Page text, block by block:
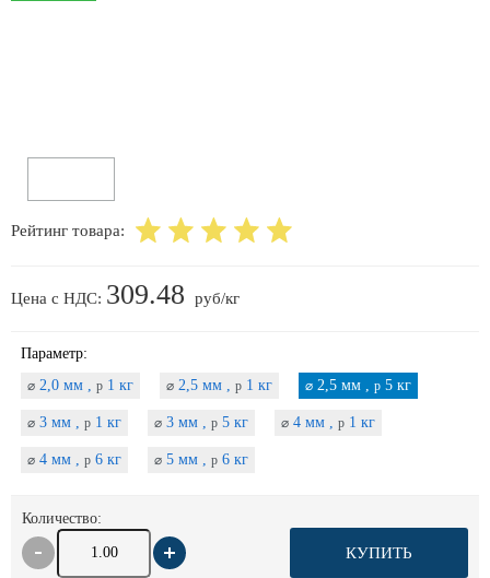
Рейтинг товара:
Цена с НДС: 309.48 руб/кг
Параметр:
⌀ 2,0 мм , p 1 кг ⌀ 2,5 мм , p 1 кг ⌀ 2,5 мм , p 5 кг
⌀ 3 мм , p 1 кг ⌀ 3 мм , p 5 кг ⌀ 4 мм , p 1 кг
⌀ 4 мм , p 6 кг ⌀ 5 мм , p 6 кг
Количество:
КУПИТЬ